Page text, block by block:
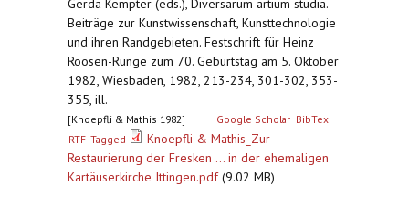
Gerda Kempter (eds.), Diversarum artium studia.
Beiträge zur Kunstwissenschaft, Kunsttechnologie
und ihren Randgebieten. Festschrift für Heinz
Roosen-Runge zum 70. Geburtstag am 5. Oktober
1982, Wiesbaden, 1982, 213-234, 301-302, 353-
355, ill.
[Knoepfli & Mathis 1982] Google Scholar BibTex
RTF Tagged
Knoepfli & Mathis_Zur
Restaurierung der Fresken ... in der ehemaligen
Kartäuserkirche Ittingen.pdf(9.02 MB)